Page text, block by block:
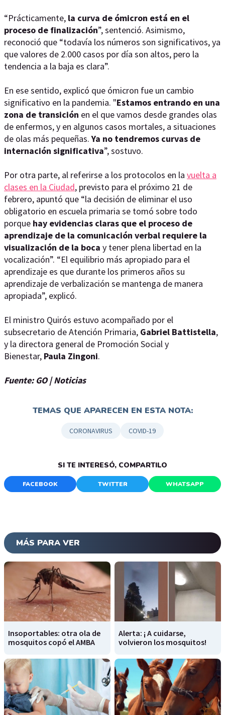
“Prácticamente, la curva de ómicron está en el
proceso de finalización”, sentenció. Asimismo,
reconoció que “todavía los números son significativos, ya
que valores de 2.000 casos por día son altos, pero la
tendencia a la baja es clara”.
En ese sentido, explicó que ómicron fue un cambio
significativo en la pandemia. "Estamos entrando en una
zona de transición en el que vamos desde grandes olas
de enfermos, y en algunos casos mortales, a situaciones
de olas más pequeñas.Ya no tendremos curvas de
internación significativa”, sostuvo.
Por otra parte, al referirse a los protocolos en la vuelta a
clases en la Ciudad, previsto para el próximo 21 de
febrero, apuntó que “la decisión de eliminar el uso
obligatorio en escuela primaria se tomó sobre todo
porque hay evidencias claras que el proceso de
aprendizaje de la comunicación verbal requiere la
visualización de la boca y tener plena libertad en la
vocalización”. “El equilibrio más apropiado para el
aprendizaje es que durante los primeros años su
aprendizaje de verbalización se mantenga de manera
apropiada”, explicó.
El ministro Quirós estuvo acompañado por el
subsecretario de Atención Primaria, Gabriel Battistella,
y la directora general de Promoción Social y
Bienestar, Paula Zingoni.
Fuente: GO | Noticias
TEMAS QUE APARECEN EN ESTA NOTA:
CORONAVIRUS COVID-19
SI TE INTERESÓ, COMPARTILO
FACEBOOK TWITTER WHATSAPP
MÁS PARA VER
Insoportables: otra ola de
mosquitos copó el AMBA
Alerta: ¡ A cuidarse,
volvieron los mosquitos!